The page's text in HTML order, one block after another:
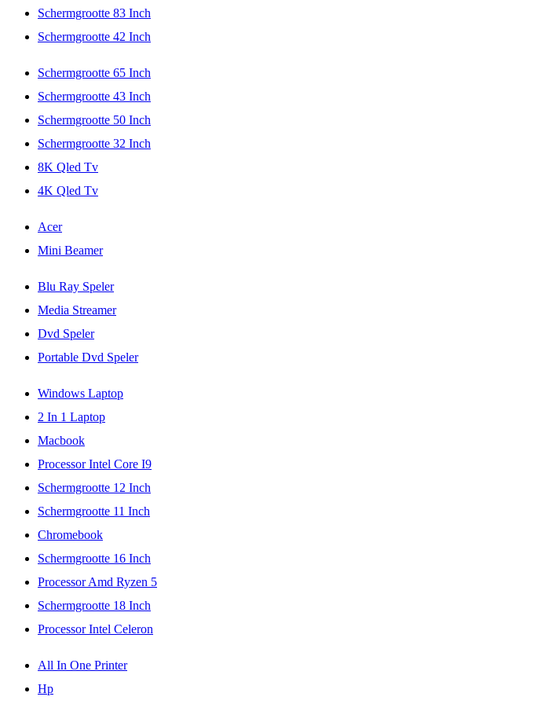
Schermgrootte 83 Inch
Schermgrootte 42 Inch
Schermgrootte 65 Inch
Schermgrootte 43 Inch
Schermgrootte 50 Inch
Schermgrootte 32 Inch
8K Qled Tv
4K Qled Tv
Acer
Mini Beamer
Blu Ray Speler
Media Streamer
Dvd Speler
Portable Dvd Speler
Windows Laptop
2 In 1 Laptop
Macbook
Processor Intel Core I9
Schermgrootte 12 Inch
Schermgrootte 11 Inch
Chromebook
Schermgrootte 16 Inch
Processor Amd Ryzen 5
Schermgrootte 18 Inch
Processor Intel Celeron
All In One Printer
Hp